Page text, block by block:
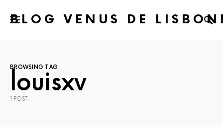
BLOG VENUS DE
BROWSING TAG
louisxv
1 POST